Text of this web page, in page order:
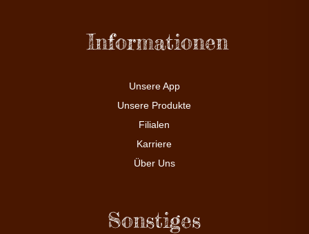
Informationen
Unsere App
Unsere Produkte
Filialen
Karriere
Über Uns
Sonstiges